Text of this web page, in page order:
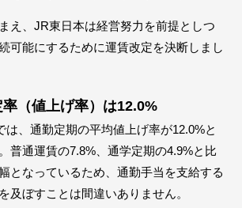
え、JR東日本は経営努力を前提としつ
可能にするために運賃改定を決断しまし
（値上げ率）は12.0%
は、通勤定期の平均値上げ率が12.0%と
普通運賃の7.8%、通学定期の4.9%と比
となっているため、通勤手当を支給する
及ぼすことは間違いありません。